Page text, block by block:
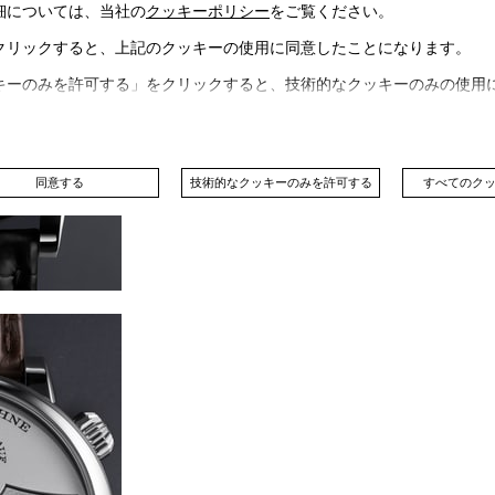
については、当社のクッキーポリシーをご覧ください。
ックすると、上記のクッキーの使用に同意したことになります。
ーのみを許可する」をクリックすると、技術的なクッキーのみの使用
同意する 技術的なクッキーのみを許可する すべてのク